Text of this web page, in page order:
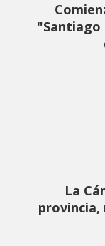
"Santiago
La
provincia,